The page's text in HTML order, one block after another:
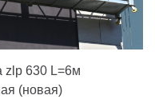
zlp 630 L=6м
(новая)